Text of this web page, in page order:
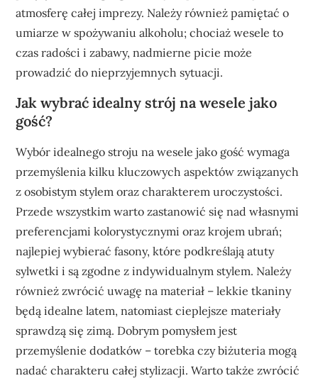
atmosferę całej imprezy. Należy również pamiętać o
umiarze w spożywaniu alkoholu; chociaż wesele to
czas radości i zabawy, nadmierne picie może
prowadzić do nieprzyjemnych sytuacji.
Jak wybrać idealny strój na wesele jako
gość?
Wybór idealnego stroju na wesele jako gość wymaga
przemyślenia kilku kluczowych aspektów związanych
z osobistym stylem oraz charakterem uroczystości.
Przede wszystkim warto zastanowić się nad własnymi
preferencjami kolorystycznymi oraz krojem ubrań;
najlepiej wybierać fasony, które podkreślają atuty
sylwetki i są zgodne z indywidualnym stylem. Należy
również zwrócić uwagę na materiał – lekkie tkaniny
będą idealne latem, natomiast cieplejsze materiały
sprawdzą się zimą. Dobrym pomysłem jest
przemyślenie dodatków – torebka czy biżuteria mogą
nadać charakteru całej stylizacji. Warto także zwrócić